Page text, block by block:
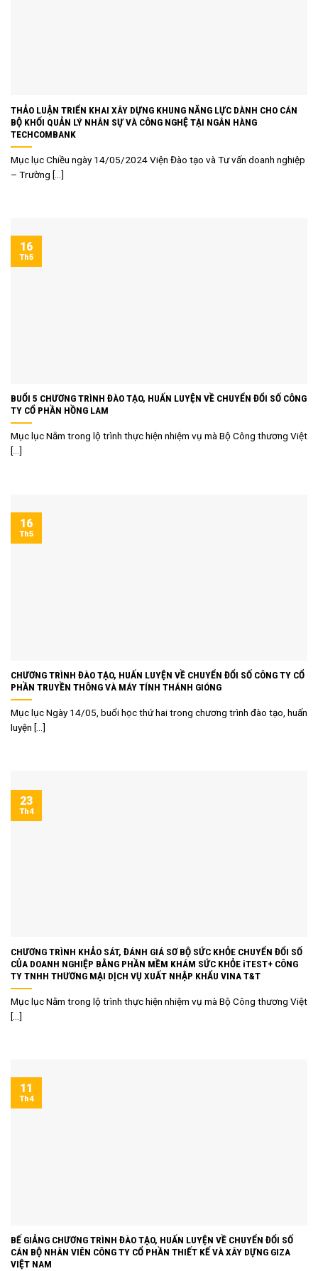
THẢO LUẬN TRIỂN KHAI XÂY DỰNG KHUNG NĂNG LỰC DÀNH CHO CÁN
BỘ KHỐI QUẢN LÝ NHÂN SỰ VÀ CÔNG NGHỆ TẠI NGÂN HÀNG
TECHCOMBANK
Mục lục Chiều ngày 14/05/2024 Viện Đào tạo và Tư vấn doanh nghiệp
– Trường [...]
BUỔI 5 CHƯƠNG TRÌNH ĐÀO TẠO, HUẤN LUYỆN VỀ CHUYỂN ĐỔI SỐ CÔNG
TY CỔ PHẦN HỒNG LAM
Mục lục Nằm trong lộ trình thực hiện nhiệm vụ mà Bộ Công thương Việt
[...]
16
Th5
CHƯƠNG TRÌNH ĐÀO TẠO, HUẤN LUYỆN VỀ CHUYỂN ĐỔI SỐ CÔNG TY CỔ
PHẦN TRUYỀN THÔNG VÀ MÁY TÍNH THÁNH GIÓNG
Mục lục Ngày 14/05, buổi học thứ hai trong chương trình đào tạo, huấn
luyện [...]
16
Th5
CHƯƠNG TRÌNH KHẢO SÁT, ĐÁNH GIÁ SƠ BỘ SỨC KHỎE CHUYỂN ĐỔI SỐ
CỦA DOANH NGHIỆP BẰNG PHẦN MỀM KHÁM SỨC KHỎE iTEST+ CÔNG
TY TNHH THƯƠNG MẠI DỊCH VỤ XUẤT NHẬP KHẨU VINA T&T
Mục lục Nằm trong lộ trình thực hiện nhiệm vụ mà Bộ Công thương Việt
[...]
23
Th4
BẾ GIẢNG CHƯƠNG TRÌNH ĐÀO TẠO, HUẤN LUYỆN VỀ CHUYỂN ĐỔI SỐ
CÁN BỘ NHÂN VIÊN CÔNG TY CỔ PHẦN THIẾT KẾ VÀ XÂY DỰNG GIZA
VIỆT NAM
11
Th4